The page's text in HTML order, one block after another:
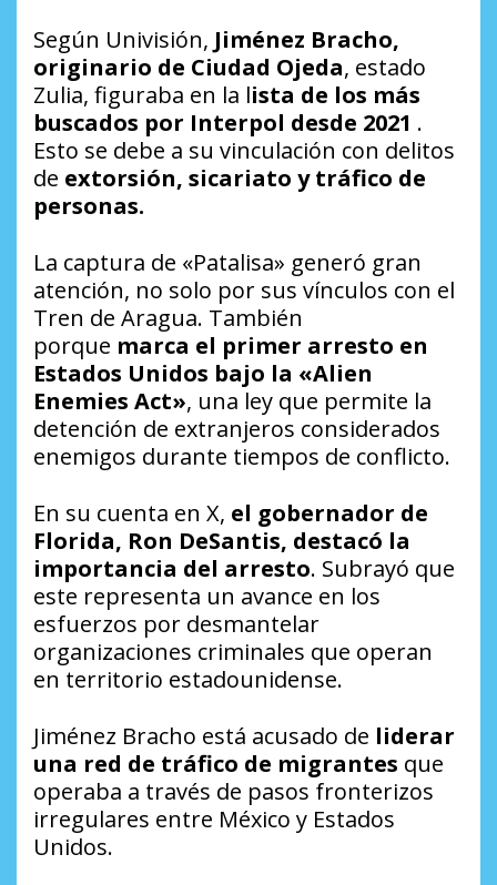
Según Univisión, Jiménez Bracho,
originario de Ciudad Ojeda, estado
Zulia, figuraba en la lista de los más
buscados por Interpol desde 2021 .
Esto se debe a su vinculación con delitos
de extorsión, sicariato y tráfico de
personas.
La captura de «Patalisa» generó gran
atención, no solo por sus vínculos con el
Tren de Aragua. También
porque marca el primer arresto en
Estados Unidos bajo la «Alien
Enemies Act», una ley que permite la
detención de extranjeros considerados
enemigos durante tiempos de conflicto.
En su cuenta en X, el gobernador de
Florida, Ron DeSantis, destacó la
importancia del arresto. Subrayó que
este representa un avance en los
esfuerzos por desmantelar
organizaciones criminales que operan
en territorio estadounidense.
Jiménez Bracho está acusado de liderar
una red de tráfico de migrantes que
operaba a través de pasos fronterizos
irregulares entre México y Estados
Unidos.